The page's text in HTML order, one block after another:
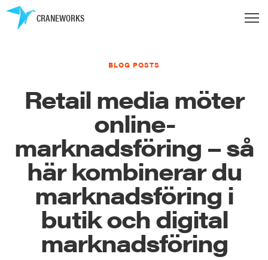
CRANEWORKS
BLOG POSTS
Retail media möter
online-
marknadsföring – så
här kombinerar du
marknadsföring i
butik och digital
marknadsföring